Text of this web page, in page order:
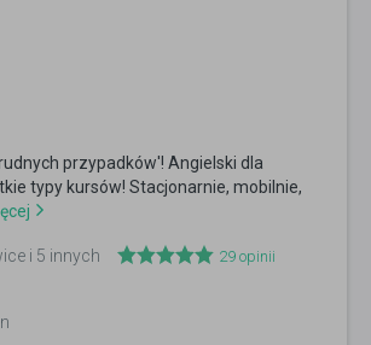
przypadków'! Angielski dla
typy kursów! Stacjonarnie, mobilnie,
i 5 innych 29 opinii